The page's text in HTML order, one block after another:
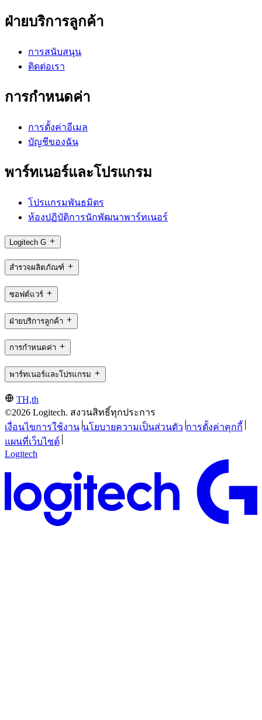
ฝ่ายบริการลูกค้า
การสนับสนุน
ติดต่อเรา
การกำหนดค่า
การตั้งค่าอีเมล
บัญชีของฉัน
พาร์ทเนอร์และโปรแกรม
โปรแกรมพันธมิตร
ห้องปฏิบัติการนักพัฒนาพาร์ทเนอร์
Logitech G
สำรวจผลิตภัณฑ์
ซอฟต์แวร์
ฝ่ายบริการลูกค้า
การกำหนดค่า
พาร์ทเนอร์และโปรแกรม
TH,th
©2026 Logitech. สงวนสิทธิ์ทุกประการ
เงื่อนไขการใช้งาน นโยบายความเป็นส่วนตัว การตั้งค่าคุกกี้
แผนที่เว็บไซต์
Logitech